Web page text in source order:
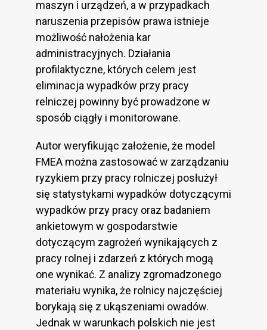
maszyn i urządzeń, a w przypadkach
naruszenia przepisów prawa istnieje
możliwość nałożenia kar
administracyjnych. Działania
profilaktyczne, których celem jest
eliminacja wypadków przy pracy
relniczej powinny być prowadzone w
sposób ciągły i monitorowane.
Autor weryfikując założenie, że model
FMEA można zastosować w zarządzaniu
ryzykiem przy pracy rolniczej posłużył
się statystykami wypadków dotyczącymi
wypadków przy pracy oraz badaniem
ankietowym w gospodarstwie
dotyczącym zagrożeń wynikających z
pracy rolnej i zdarzeń z których mogą
one wynikać. Z analizy zgromadzonego
materiału wynika, że rolnicy najczęściej
borykają się z ukąszeniami owadów.
Jednak w warunkach polskich nie jest